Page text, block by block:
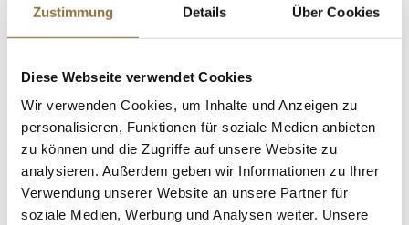
Zustimmung Details Über Cookies
Diese Webseite verwendet Cookies
Wir verwenden Cookies, um Inhalte und Anzeigen zu
personalisieren, Funktionen für soziale Medien anbieten
zu können und die Zugriffe auf unsere Website zu
analysieren. Außerdem geben wir Informationen zu Ihrer
Verwendung unserer Website an unsere Partner für
soziale Medien, Werbung und Analysen weiter. Unsere
St.
LEBENSMITTELKENNZEICHNUNGEN
Grafschafter Goldsaft - Rheinischer
Zuckerrübensirup g.g.A., 2 kg
Art.Nr.:13632